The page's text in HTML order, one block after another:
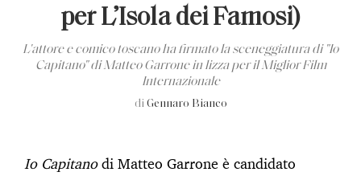
per L’Isola dei Famosi)
L'attore e comico toscano ha firmato la sceneggiatura di "Io
Capitano" di Matteo Garrone in lizza per il Miglior Film
Internazionale
di Gennaro Bianco
Io Capitanodi Matteo Garrone è candidato